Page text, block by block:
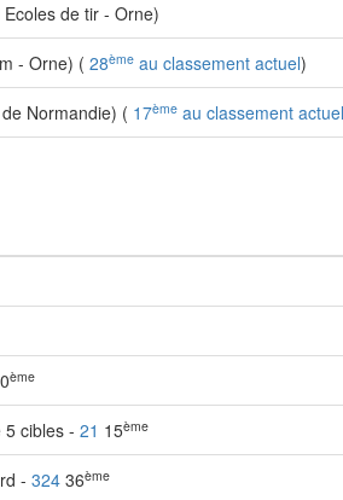
de tir - Orne)
- Orne) ( 28ème au classement actuel)
Normandie) ( 17ème au classement actuel
ème
cibles - 21 15ème
- 324 36ème